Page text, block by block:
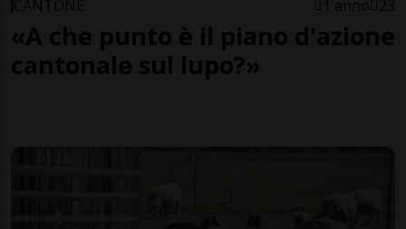
CANTONE 1 anno 23
«A che punto è il piano d'azione
cantonale sul lupo?»